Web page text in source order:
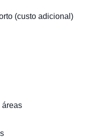
(custo adicional)
áreas